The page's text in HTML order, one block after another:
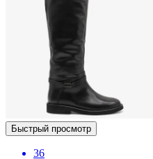
Быстрый просмотр
36